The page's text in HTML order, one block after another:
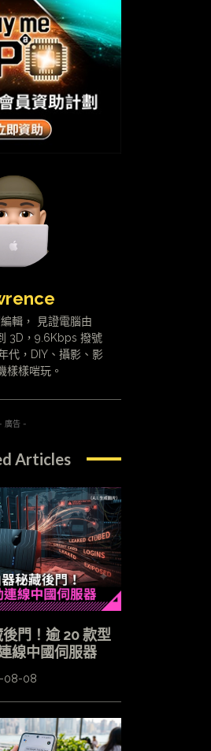
編輯， 見證電腦由
3D，9.6Kbps 撥號
代，DIY、攝影、影
樣樣啱玩。
- 廣告 -
Articles
門！逾 20 款型
線中國伺服器
08-08